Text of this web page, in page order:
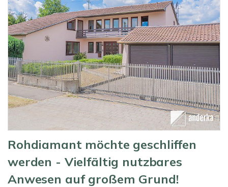
Rohdiamant möchte geschliffen
werden - Vielfältig nutzbares
Anwesen auf großem Grund!